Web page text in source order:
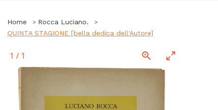
Home
Rocca Luciano.
QUINTA STAGIONE [bella dedica dell'Autore]
1 / 1